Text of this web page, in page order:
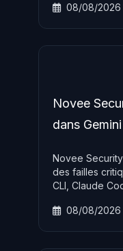
requêtes KQL
08/08/2026
Novee
dans
Novee
des failles
CLI, Claude
code sur les
08/08/2026